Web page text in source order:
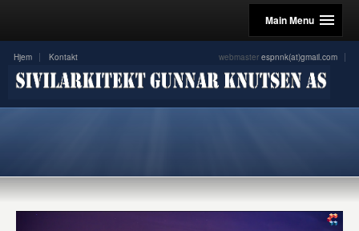
Main Menu
webmaster espnnk(at)gmail.com
Hjem Kontakt